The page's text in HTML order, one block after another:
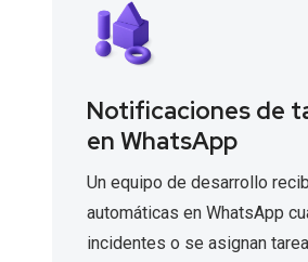
Notificaciones de
en WhatsApp
Un equipo de desarrollo
automáticas en WhatsApp
incidentes o se asignan